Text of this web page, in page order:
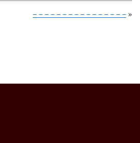
– – – – – – – – – – – – – – – –»